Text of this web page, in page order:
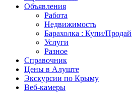
Объявления
Работа
Недвижимость
Барахолка : Купи/Продай
Услуги
Разное
Справочник
Цены в Алуште
Экскурсии по Крыму
Веб-камеры